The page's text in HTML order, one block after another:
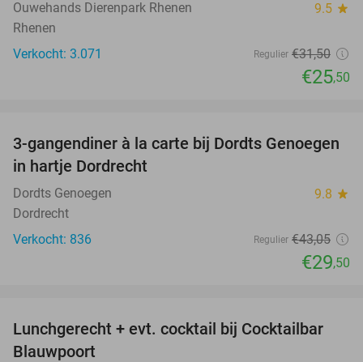
Ouwehands Dierenpark Rhenen 9.5 star
Rhenen
Verkocht: 3.071
Regulier €31,50
€25,50
31%
3-gangendiner à la carte bij Dordts Genoegen
in hartje Dordrecht
Dordts Genoegen 9.8 star
Dordrecht
Verkocht: 836
Regulier €43,05
€29,50
34%
Lunchgerecht + evt. cocktail bij Cocktailbar
Blauwpoort